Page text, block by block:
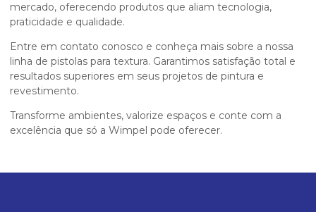
mercado, oferecendo produtos que aliam tecnologia,
praticidade e qualidade.
Entre em contato conosco e conheça mais sobre a nossa
linha de pistolas para textura. Garantimos satisfação total e
resultados superiores em seus projetos de pintura e
revestimento.
Transforme ambientes, valorize espaços e conte com a
excelência que só a Wimpel pode oferecer.